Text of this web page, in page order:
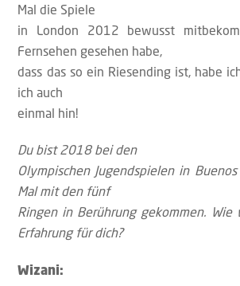
Mal die Spiele
in London 2012 bewusst
Fernsehen gesehen habe,
dass das so ein Riesending ist, habe
ich auch
einmal hin!
Du bist 2018 bei den
Olympischen Jugendspielen in
Mal mit den fünf
Ringen in Berührung gekommen.
Erfahrung für dich?
Wizani: